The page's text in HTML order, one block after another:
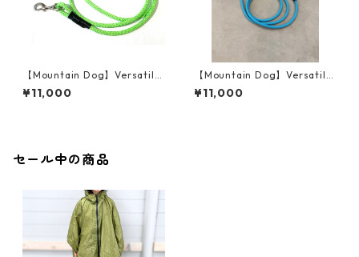
【Mountain Dog】Versatile
⑫〜㉓
¥11,000
【Mountain Dog】Versatile
24〜28
¥11,000
セール中の商品